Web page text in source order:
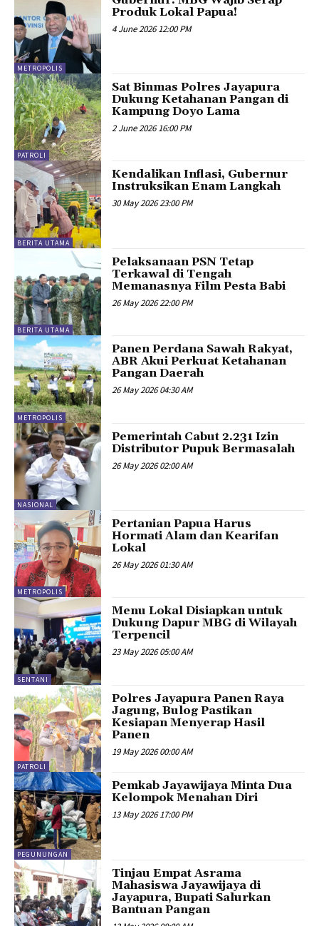
METROPOLIS
Produk Lokal Papua!
4 June 2026 12:00 PM
PATROLI
Sat Binmas Polres Jayapura
Dukung Ketahanan Pangan di
Kampung Doyo Lama
2 June 2026 16:00 PM
BERITA UTAMA
Kendalikan Inflasi, Gubernur
Instruksikan Enam Langkah
30 May 2026 23:00 PM
BERITA UTAMA
Pelaksanaan PSN Tetap
Terkawal di Tengah
Memanasnya Film Pesta Babi
26 May 2026 22:00 PM
METROPOLIS
Panen Perdana Sawah Rakyat,
ABR Akui Perkuat Ketahanan
Pangan Daerah
26 May 2026 04:30 AM
NASIONAL
Pemerintah Cabut 2.231 Izin
Distributor Pupuk Bermasalah
26 May 2026 02:00 AM
METROPOLIS
Pertanian Papua Harus
Hormati Alam dan Kearifan
Lokal
26 May 2026 01:30 AM
SENTANI
Menu Lokal Disiapkan untuk
Dukung Dapur MBG di Wilayah
Terpencil
23 May 2026 05:00 AM
PATROLI
Polres Jayapura Panen Raya
Jagung, Bulog Pastikan
Kesiapan Menyerap Hasil
Panen
19 May 2026 00:00 AM
PEGUNUNGAN
Pemkab Jayawijaya Minta Dua
Kelompok Menahan Diri
13 May 2026 17:00 PM
Tinjau Empat Asrama
Mahasiswa Jayawijaya di
Jayapura, Bupati Salurkan
Bantuan Pangan